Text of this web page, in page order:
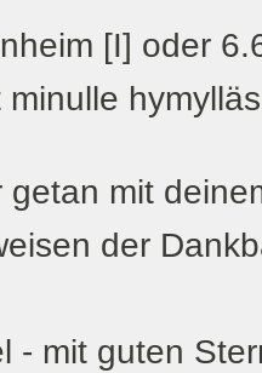
[I] oder
getan mit
der
- mit guten